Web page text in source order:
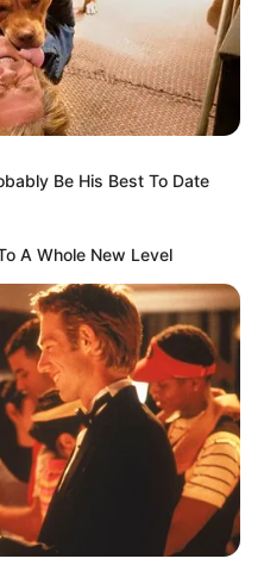
Malaysia,
Bandung 2020.
ia mengikuti kelas akting
peran protagonis
Kopi Kalian.
Ayya Renita
Be His Best To Date
A Whole New Level